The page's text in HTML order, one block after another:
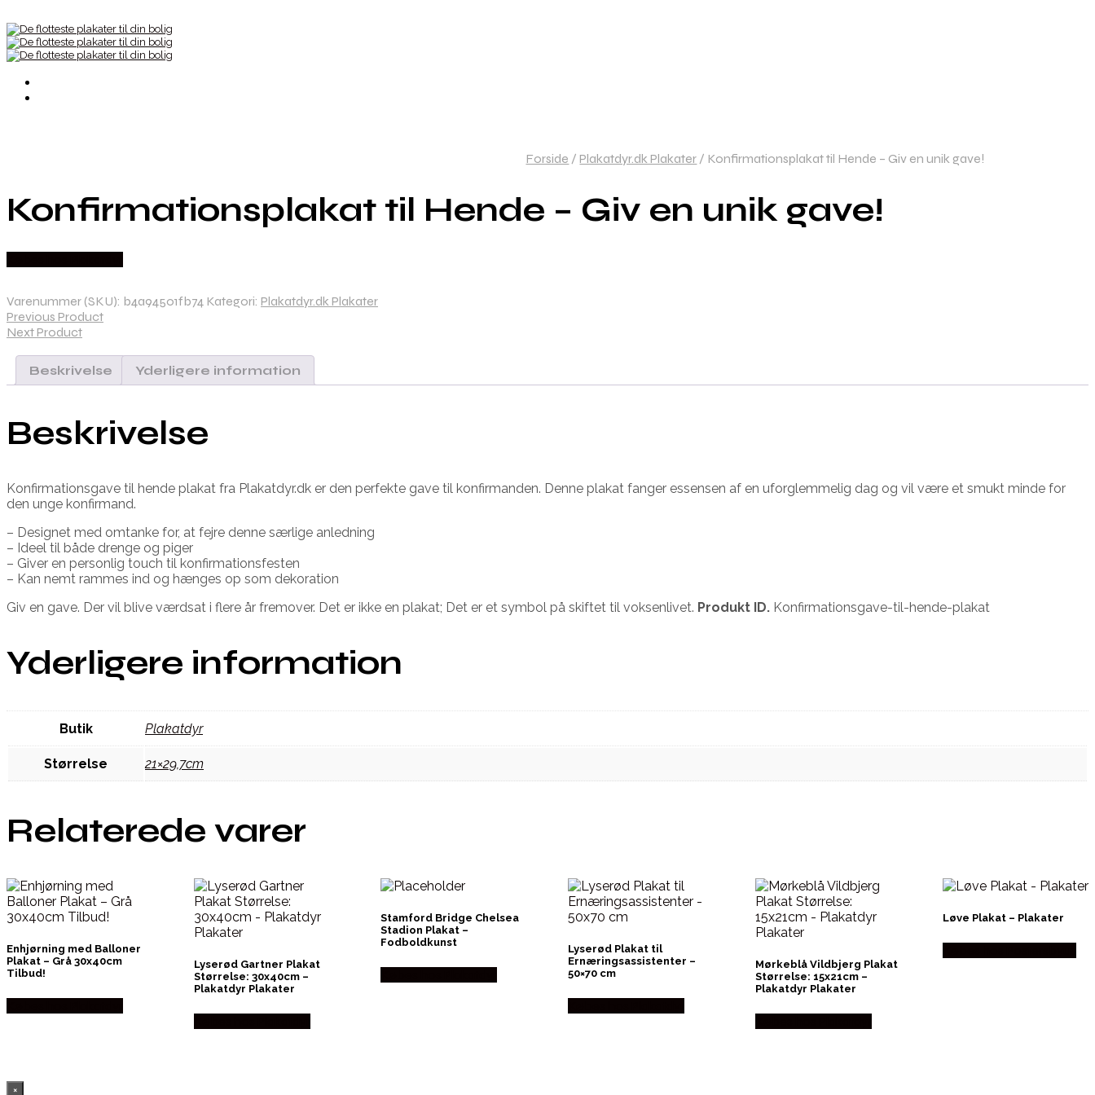
Forside / Plakatdyr.dk Plakater / Konfirmationsplakat til Hende – Giv en unik gave!
Konfirmationsplakat til Hende – Giv en unik gave!
Varenummer (SKU): b4a94501fb74 Kategori: Plakatdyr.dk Plakater
Previous Product
Next Product
Beskrivelse Yderligere information
Beskrivelse
Konfirmationsgave til hende plakat fra Plakatdyr.dk er den perfekte gave til konfirmanden. Denne plakat fanger essensen af en uforglemmelig dag og vil være et smukt minde for
den unge konfirmand.
– Designet med omtanke for, at fejre denne særlige anledning
– Ideel til både drenge og piger
– Giver en personlig touch til konfirmationsfesten
– Kan nemt rammes ind og hænges op som dekoration
Giv en gave. Der vil blive værdsat i flere år fremover. Det er ikke en plakat; Det er et symbol på skiftet til voksenlivet. Produkt ID. Konfirmationsgave-til-hende-plakat
Yderligere information
Butik Plakatdyr
Størrelse 21×29,7cm
Relaterede varer
Enhjørning med Balloner
Plakat – Grå 30x40cm
Tilbud!
Lyserød Gartner Plakat
Størrelse: 30x40cm –
Plakatdyr Plakater
Stamford Bridge Chelsea
Stadion Plakat –
Fodboldkunst
Lyserød Plakat til
Ernæringsassistenter –
50×70 cm
Mørkeblå Vildbjerg Plakat
Størrelse: 15x21cm –
Plakatdyr Plakater
Løve Plakat – Plakater
×